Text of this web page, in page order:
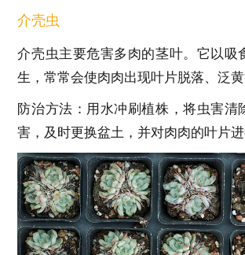
介壳虫
介壳虫主要危害多肉的茎叶。它以吸
生，常常会使肉肉出现叶片脱落、泛黄
防治方法：用水冲刷植株，将虫害清
害，及时更换盆土，并对肉肉的叶片进